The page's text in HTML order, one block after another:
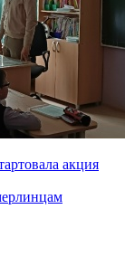
акция